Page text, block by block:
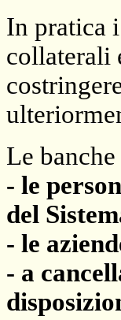
In pratica
collaterali
Le
- le
del
- le
- a